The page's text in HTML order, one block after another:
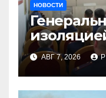
НОВОСТИ
АВГ 7, 2026